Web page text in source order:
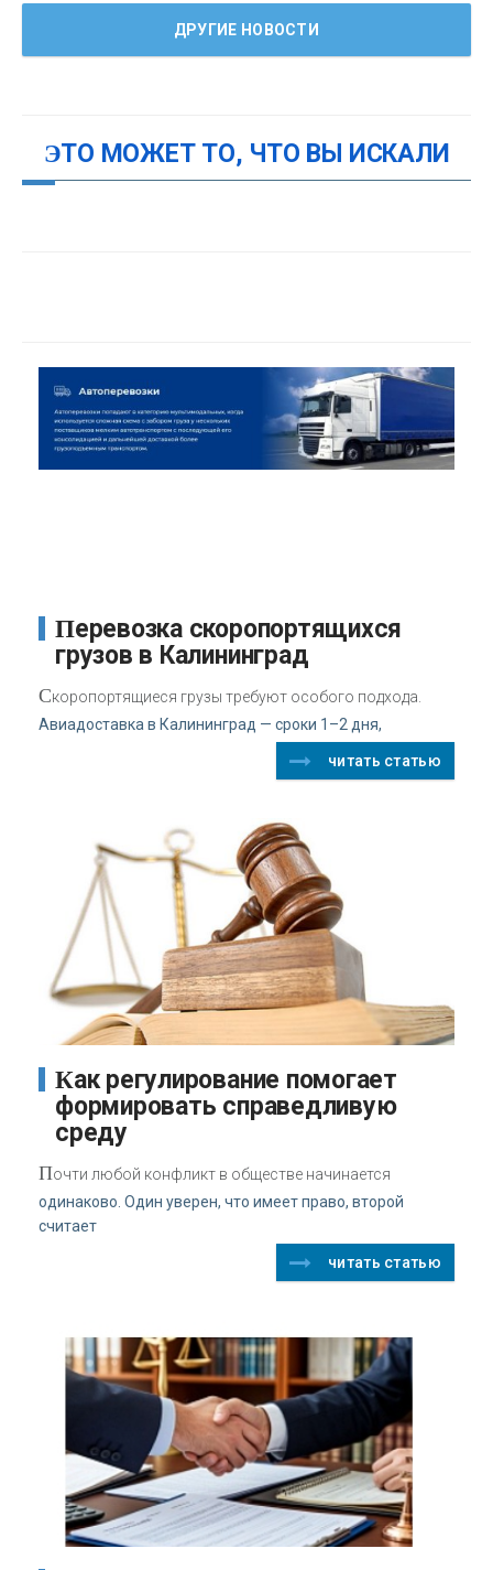
ДРУГИЕ НОВОСТИ
ЭТО МОЖЕТ ТО, ЧТО ВЫ ИСКАЛИ
Перевозка скоропортящихся
грузов в Калининград
Скоропортящиеся грузы требуют особого подхода.
Авиадоставка в Калининград — сроки 1–2 дня,
читать статью
Как регулирование помогает
формировать справедливую
среду
Почти любой конфликт в обществе начинается
одинаково. Один уверен, что имеет право, второй
считает
читать статью